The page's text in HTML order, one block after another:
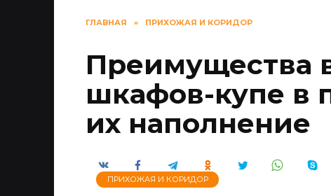
ГЛАВНАЯ » ПРИХОЖАЯ И КОРИДОР
Преимущества
шкафов-купе в
их наполнение
ПРИХОЖАЯ И КОРИДОР